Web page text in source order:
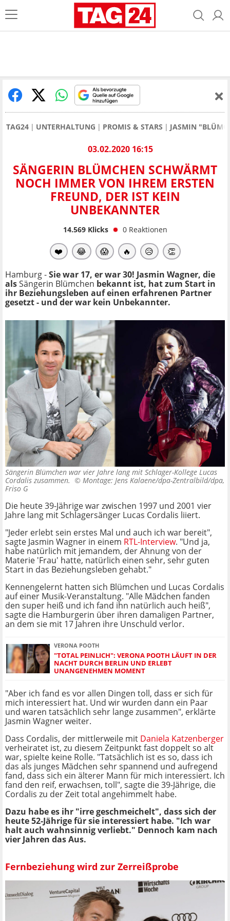
TAG24 UNTERHALTUNG PROMIS & STARS JASMIN
03.02.2020 16:15
SÄNGERIN BLÜMCHEN SCHWÄRMT
NOCH IMMER VON IHREM ERSTEN
FREUND, DER IST KEIN
UNBEKANNTER
14.569Klicks 0 Reaktionen
❤️ 😂 😱 🔥 😥 👏
Hamburg -Sie war 17, er war 30! Jasmin Wagner, die
alsSängerin Blümchen bekannt ist, hat zum Start in
ihr Beziehungsleben auf einen erfahrenen Partner
gesetzt - und der war kein Unbekannter.
Sängerin Blümchen war vier Jahre lang mit Schlager-Kollege Lucas
Cordalis zusammen. © Montage: Jens Kalaene/dpa-Zentralbild/dpa,
Friso G
Die heute 39-Jährige war zwischen 1997 und 2001 vier
Jahre lang mit Schlagersänger Lucas Cordalis liiert.
"Jeder erlebt sein erstes Mal und auch ich war bereit",
sagte Jasmin Wagner in einem RTL-Interview. "Und ja,
habe natürlich mit jemandem, der Ahnung von der
Materie 'Frau' hatte, natürlich einen sehr, sehr guten
Start in das Beziehungsleben gehabt."
Kennengelernt hatten sich Blümchen und Lucas Cordalis
auf einer Musik-Veranstaltung. "Alle Mädchen fanden
den super heiß und ich fand ihn natürlich auch heiß",
sagte die Hamburgerin über ihren damaligen Partner,
an dem sie mit 17 Jahren ihre Unschuld verlor.
VERONA POOTH
"TOTAL PEINLICH": VERONA POOTH LÄUFT IN DER
NACHT DURCH BERLIN UND ERLEBT
UNANGENEHMEN MOMENT
"Aber ich fand es vor allen Dingen toll, dass er sich für
mich interessiert hat. Und wir wurden dann ein Paar
und waren tatsächlich sehr lange zusammen", erklärte
Jasmin Wagner weiter.
Dass Cordalis, der mittlerweile mit Daniela Katzenberger
verheiratet ist, zu diesem Zeitpunkt fast doppelt so alt
war, spielte keine Rolle. "Tatsächlich ist es so, dass ich
das als junges Mädchen sehr spannend und aufregend
fand, dass sich ein älterer Mann für mich interessiert. Ich
fand den reif, erwachsen, toll", sagte die 39-Jährige, die
Cordalis zu der Zeit total angehimmelt habe.
Dazu habe es ihr "irre geschmeichelt", dass sich der
heute 52-Jährige für sie interessiert habe. "Ich war
halt auch wahnsinnig verliebt." Dennoch kam nach
vier Jahren das Aus.
Fernbeziehung wird zur Zerreißprobe